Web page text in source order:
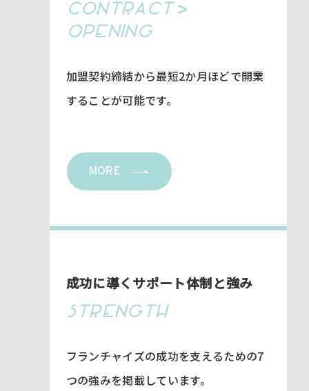
CONTRACT >
OPENING
加盟契約締結から最短2か月ほどで開業
することが可能です。
MORE
成功に導くサポート体制と強み
STRENGTH
フランチャイズの成功を支えるための7
つの強みを掲載しています。